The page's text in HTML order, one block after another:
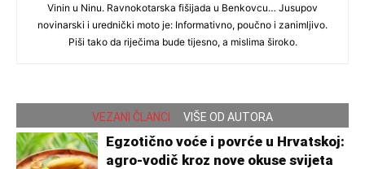
Vinin u Ninu. Ravnokotarska fišijada u Benkovcu… Jusupov
novinarski i urednički moto je: Informativno, poučno i zanimljivo.
Piši tako da riječima bude tijesno, a mislima široko.
VEZANI ČLANCI VIŠE OD AUTORA
Egzotično voće i povrće u Hrvatskoj:
agro-vodič kroz nove okuse svijeta